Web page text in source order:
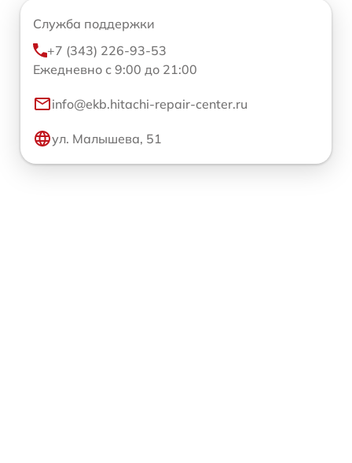
Служба поддержки
+7 (343) 226-93-53
Ежедневно с 9:00 до 21:00
info@ekb.hitachi-repair-center.ru
ул. Малышева, 51